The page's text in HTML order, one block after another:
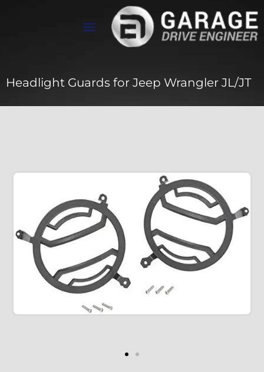
Headlight Guards for Jeep Wrangler JL/JT